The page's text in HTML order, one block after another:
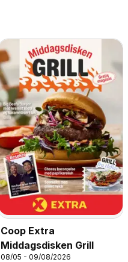
Coop Extra
Middagsdisken Grill
08/05 - 09/08/2026